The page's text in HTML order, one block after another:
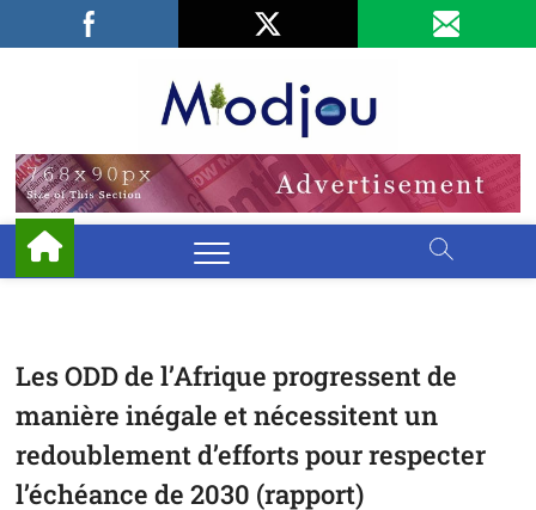
Facebook
LinkedIn
Les ODD de l’Afrique progressent de
manière inégale et nécessitent un
redoublement d’efforts pour respecter
l’échéance de 2030 (rapport)